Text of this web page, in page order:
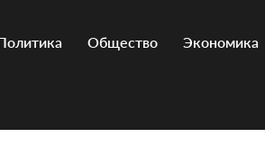
Общество Экономика